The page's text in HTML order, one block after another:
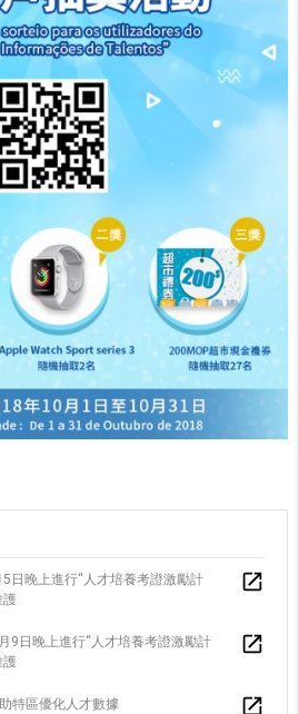
日晚上進行“人才培養考證激勵計
護
9日晚上進行“人才培養考證激勵計
護
特區優化人才數據